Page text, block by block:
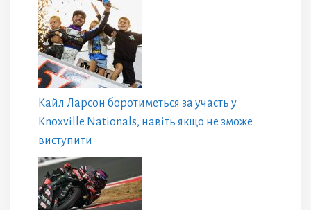
Кайл Ларсон боротиметься за участь у
Knoxville Nationals, навіть якщо не зможе
виступити